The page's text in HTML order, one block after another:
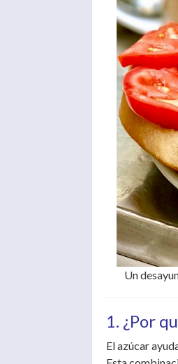
Un
1. ¿Por
El azúcar